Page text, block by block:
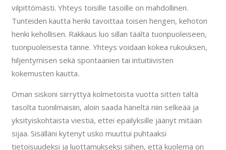
vilpittömästi. Yhteys toisille tasoille on mahdollinen.
Tunteiden kautta henki tavoittaa toisen hengen, kehoton
henki kehollisen. Rakkaus luo sillan täältä tuonpuoleiseen,
tuonpuoleisesta tänne. Yhteys voidaan kokea rukouksen,
hiljentymisen sekä spontaanien tai intuitiivisten
kokemusten kautta.
Oman siskoni siirryttyä kolmetoista vuotta sitten tältä
tasolta tuonilmaisiin, aloin saada häneltä niin selkeää ja
yksityiskohtaista viestiä, ettei epäilyksille jäänyt mitään
sijaa. Sisälläni kytenyt usko muuttui puhtaaksi
tietoisuudeksi ja luottamukseksi siihen, että kuolema on